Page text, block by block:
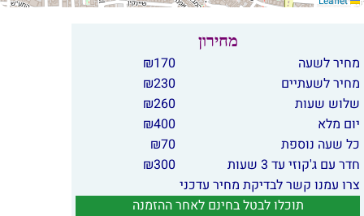
מחירון
מחיר לשעה 170
₪
מחיר לשעתיים
230
₪
שלוש שעות
260
₪
יום מלא
400
₪
כל שעה נוספת
70
₪
חדר עם ג'קוזי עד 3 שעות
300
₪
צרו עמנו קשר לבדיקת מחיר עדכני
תוכלו לבטל בחינם לאחר ההזמנה